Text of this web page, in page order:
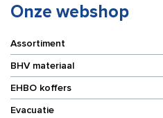
Onze webshop
Assortiment
BHV materiaal
EHBO koffers
Evacuatie